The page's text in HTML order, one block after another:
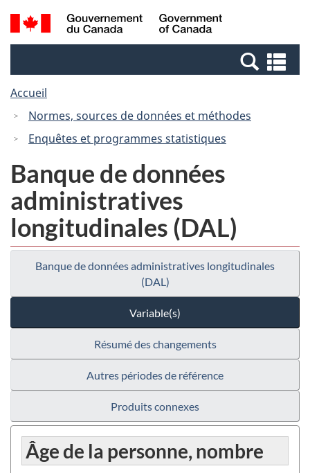
Passer
au
Passer
au
Passer
à
Canada
Recherche
et
et
Accueil
Normes, sources de données et méthodes
Enquêtes et programmes statistiques
Banque de données
administratives
longitudinales (DAL)
Banque de données administratives longitudinales
(DAL)
Variable(s)
Résumé des changements
Autres périodes de référence
Produits connexes
Âge de la personne, nombre